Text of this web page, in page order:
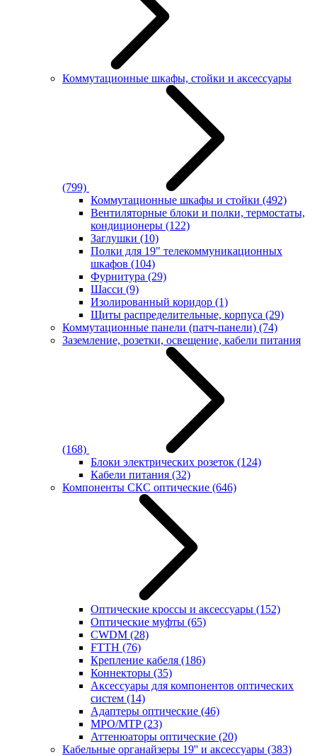
Коммутационные шкафы, стойки и аксессуары
(799)
Коммутационные шкафы и стойки (492)
Вентиляторные блоки и полки, термостаты,
кондиционеры (122)
Заглушки (10)
Полки для 19" телекоммуникационных
шкафов (104)
Фурнитура (29)
Шасси (9)
Изолированный коридор (1)
Щиты распределительные, корпуса (29)
Коммутационные панели (патч-панели) (74)
Заземление, розетки, освещение, кабели питания
(168)
Блоки электрических розеток (124)
Кабели питания (32)
Компоненты СКС оптические (646)
Оптические кроссы и аксессуары (152)
Оптические муфты (65)
CWDM (28)
FTTH (76)
Крепление кабеля (186)
Коннекторы (35)
Аксессуары для компонентов оптических
систем (14)
Адаптеры оптические (46)
MPO/MTP(23)
Аттенюаторы оптические (20)
Кабельные органайзеры 19'' и аксессуары (383)